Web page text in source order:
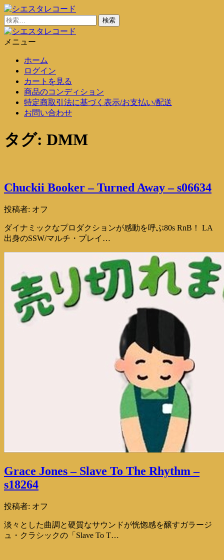
コ
ン
テ
ン
シエスタレコード
中古レコード通販
検
索:
メニュー
ホーム
ログイン
カートを見る
商品のコンディション
特定商取引法に基づく表示/お支払い/配送
お問い合わせ
タグ: DMM
Chuckii Booker – Turned Away – s06634
投稿者: オフ
ダイナミックなプロダクションが感動を呼ぶ80s RnB！ LA
出身のSSW/マルチ・プレイ…
Grace Jones – Slave To The Rhythm –
s18264
投稿者: オフ
淡々とした曲調と硬質なサウンドが恍惚感を醸すガラージ
ュ・クラシックの「Slave To T…